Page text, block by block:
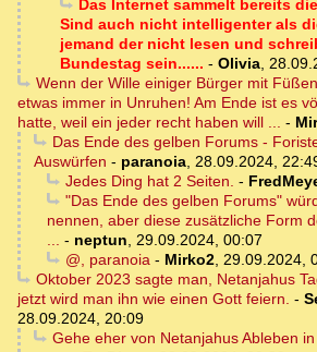
Das Internet sammelt bereits
Sind auch nicht intelligenter als
jemand der nicht lesen und
Bundestag sein...... - Olivia,
Wenn der Wille einiger Bürger mit
etwas immer in Unruhen! Am Ende ist es
hatte, weil ein jeder recht haben will ... -
Das Ende des gelben Forums -
Auswürfen - paranoia, 28.09.2024,
Jedes Ding hat 2 Seiten. -
"Das Ende des gelben Forums"
nennen, aber diese zusätzliche Form
... - neptun, 29.09.2024, 00:07
@, paranoia- Mirko2, 29.09.2024,
Oktober 2023 sagte man, Netanjahus
jetzt wird man ihn wie einen Gott feiern. -
28.09.2024, 20:09
Gehe eher von Netanjahus Ableben